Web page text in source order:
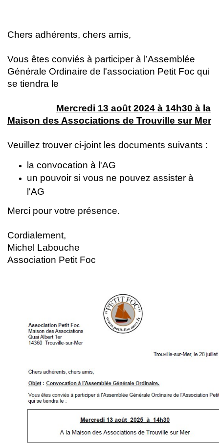
Chers adhérents, chers amis,
Vous êtes conviés à participer à l’Assemblée
Générale Ordinaire de l'association Petit Foc qui
se tiendra le
Mercredi 13 août 2024 à 14h30 à la
Maison des Associations de Trouville sur Mer
Veuillez trouver ci-joint les documents suivants :
la convocation à l'AG
un pouvoir si vous ne pouvez assister à
l'AG
Merci pour votre présence.
Cordialement,
Michel Labouche
Association Petit Foc